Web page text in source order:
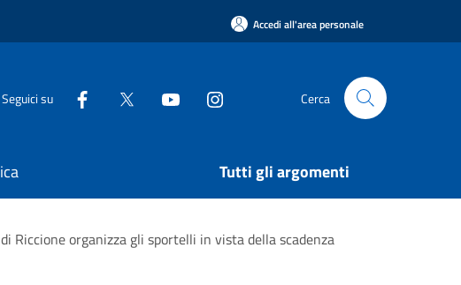
Accedi all'area personale
Seguici su Cerca
Tutti gli argomenti
Riccione organizza gli sportelli in vista della scadenza